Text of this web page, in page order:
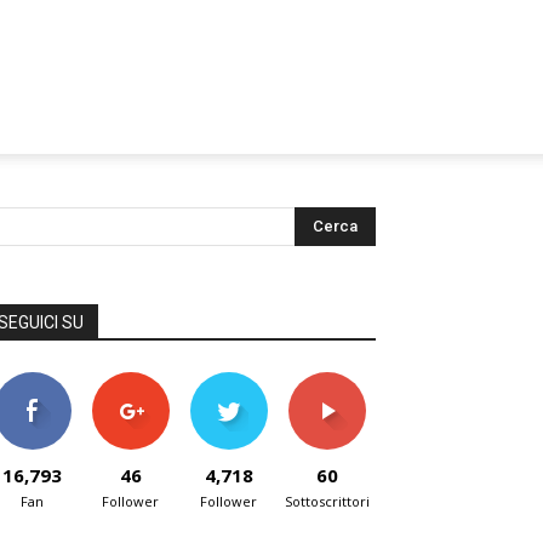
SU
16,793
Fan
46
Follower
4,718
Follower
60
Sottoscrittori